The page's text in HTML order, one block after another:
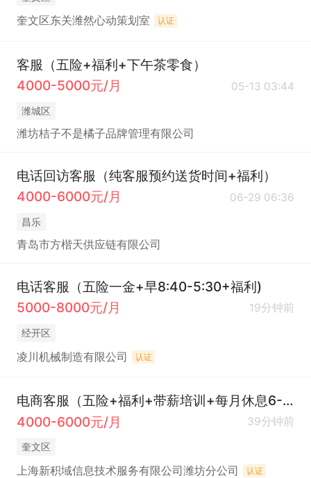
奎文区东关潍然心动策划室 认证
客服（五险+福利+下午茶零食）
4000-5000元/月
05-13 03:44
潍城区
潍坊桔子不是橘子品牌管理有限公司
电话回访客服（纯客服预约送货时间+福利）
4000-6000元/月
06-29 06:36
昌乐
青岛市方楷天供应链有限公司
电话客服（五险一金+早8:40-5:30+福利)
5000-8000元/月
19分钟前
经开区
凌川机械制造有限公司 认证
电商客服（五险+福利+带薪培训+每月休息6-8天）
4000-6000元/月
39分钟前
奎文区
上海新积域信息技术服务有限公司潍坊分公司 认证